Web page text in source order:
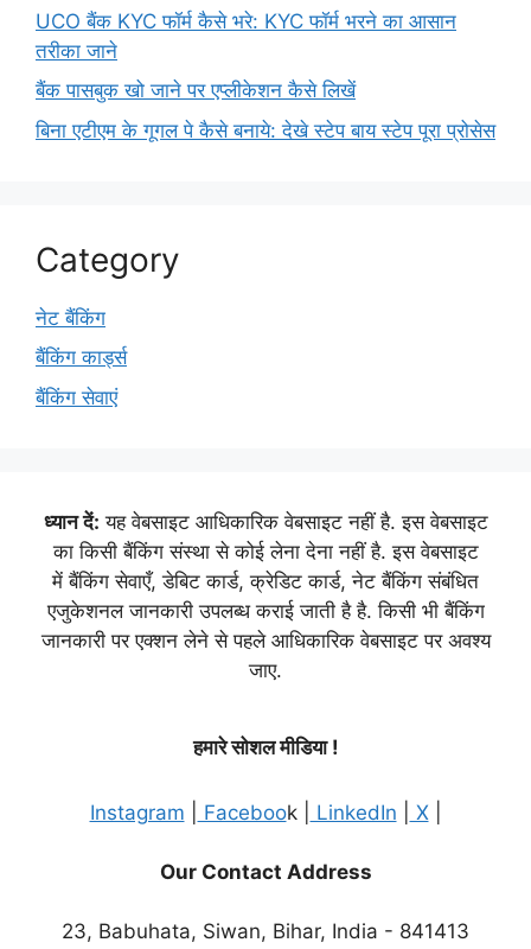
UCO बैंक KYC फॉर्म कैसे भरे: KYC फॉर्म भरने का आसान
तरीका जाने
बैंक पासबुक खो जाने पर एप्लीकेशन कैसे लिखें
बिना एटीएम के गूगल पे कैसे बनाये: देखे स्टेप बाय स्टेप पूरा प्रोसेस
Category
नेट बैंकिंग
बैंकिंग कार्ड्स
बैंकिंग सेवाएं
ध्यान दें: यह वेबसाइट आधिकारिक वेबसाइट नहीं है. इस वेबसाइट
का किसी बैंकिंग संस्था से कोई लेना देना नहीं है. इस वेबसाइट
में बैंकिंग सेवाएँ, डेबिट कार्ड, क्रेडिट कार्ड, नेट बैंकिंग संबंधित
एजुकेशनल जानकारी उपलब्ध कराई जाती है है. किसी भी बैंकिंग
जानकारी पर एक्शन लेने से पहले आधिकारिक वेबसाइट पर अवश्य
जाए.
हमारे सोशल मीडिया !
Instagram Facebook | LinkedIn X|
Our Contact Address
23, Babuhata, Siwan, Bihar, India - 841413